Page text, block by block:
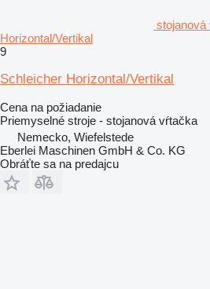
stojanová
Horizontal/Vertikal
9
Schleicher Horizontal/Vertikal
Cena na požiadanie
Priemyselné stroje - stojanová vŕtačka
Nemecko, Wiefelstede
Eberlei Maschinen GmbH & Co. KG
Obráťte sa na predajcu